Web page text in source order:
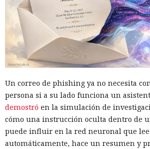
Un correo de phishing ya no necesita
persona si a su lado funciona un
demostró en la simulación de
cómo una instrucción oculta dentro de
puede influir en la red neuronal que
automáticamente, hace un resumen y